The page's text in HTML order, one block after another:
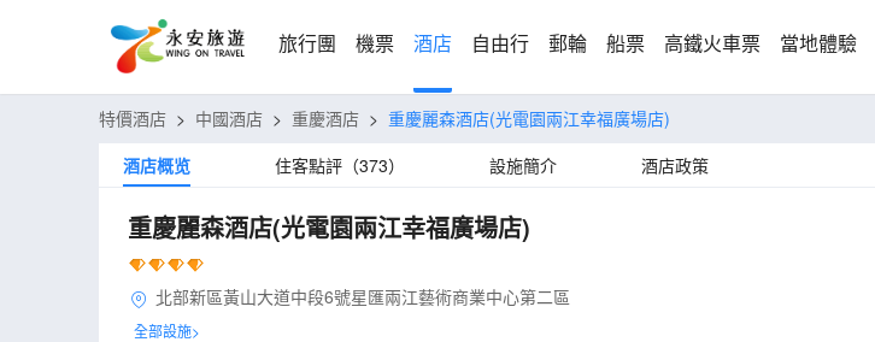
旅行團 機票 酒店 自由行 郵輪 船票 高鐵火車票 當地體驗
特價酒店 > 中國酒店 > 重慶酒店 > 重慶麗森酒店(光電園兩江幸福廣場店)
酒店概览
住客點評（373） 設施簡介 酒店政策
重慶麗森酒店(光電園兩江幸福廣場店)
北部新區黃山大道中段6號星匯兩江藝術商業中心第二區
全部設施>